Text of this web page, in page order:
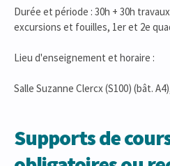
Durée et période : 30h + 30h
excursions et fouilles, 1er et 2e
Lieu d'enseignement et horaire :
Salle Suzanne Clercx (S100) (bât.
Supports de